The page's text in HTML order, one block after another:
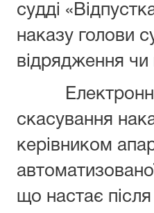
судді
наказу голови
відрядження чи
Електронний
скасування
керівником
що настає